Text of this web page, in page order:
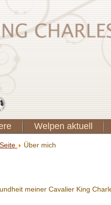
Welpen aktuell
Über mich
meiner Cavalier King